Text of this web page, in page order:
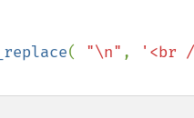
( "\n" , '<br